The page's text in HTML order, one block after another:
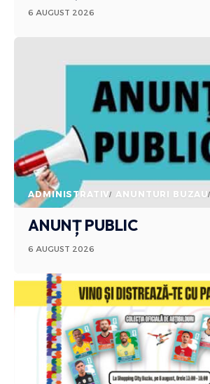
6 AUGUST 2026
ADMINISTRATIV ANUNTURI BUZAU
ANUNȚ PUBLIC
6 AUGUST 2026